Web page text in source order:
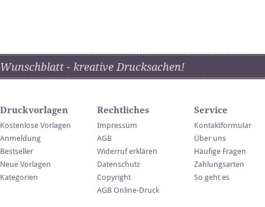
Wunschblatt - kreative Drucksachen!
Druckvorlagen
Kostenlose Vorlagen
Anmeldung
Bestseller
Neue Vorlagen
Kategorien
Rechtliches
Impressum
AGB
Widerruf erklären
Datenschutz
Copyright
AGB Online-Druck
Service
Kontaktformular
Über uns
Häufige Fragen
Zahlungsarten
So geht es